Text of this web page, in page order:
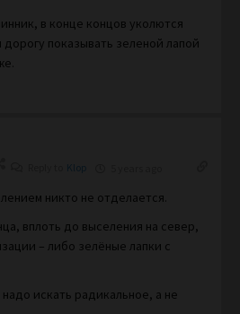
в конце концов уколются
показывать зеленой лапой
Klop
никто не отделается.
вплоть до выселения на север,
– либо зелёные лапки с
искать радикальное, а не